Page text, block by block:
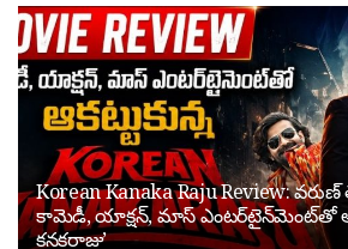
Korean Kanaka Raju Review:
కామెడీ, యాక్షన్, మాస్ ఎంటర్‌టైన్‌మెంట్‌తో
కనకరాజు’